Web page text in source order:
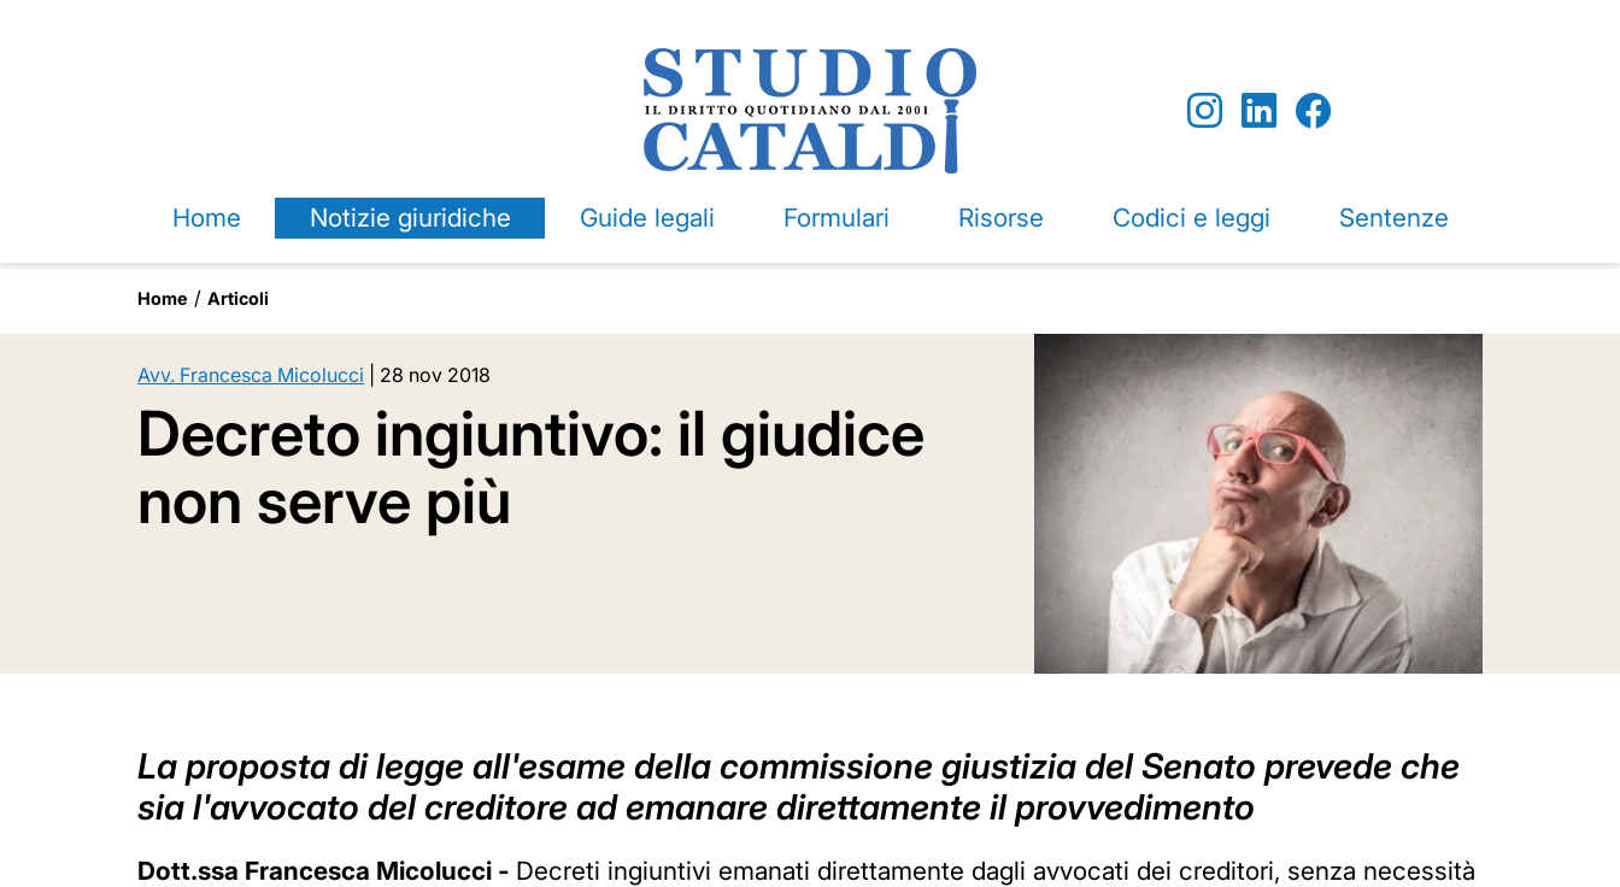
Home Notizie giuridiche Guide legali Formulari Risorse Codici e leggi Sentenze
Home Articoli
Avv. Francesca Micolucci 28 nov 2018
Decreto ingiuntivo: il giudice
non serve più
La proposta di legge all'esame della commissione giustizia del Senato prevede che
sia l'avvocato del creditore ad emanare direttamente il provvedimento
Dott.ssa Francesca Micolucci - Decreti ingiuntivi emanati direttamente dagli avvocati dei creditori, senza necessità